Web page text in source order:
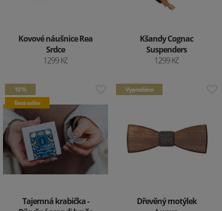
Kovové náušnice Rea
Srdce
1299 Kč
Kšandy Cognac
Suspenders
1299 Kč
10 %
Best-seller
Tajemná krabička -
Vyprodáno
Dřevěný motýlek